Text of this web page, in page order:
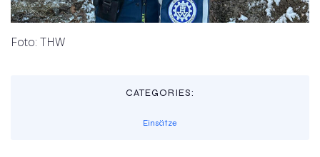
Foto: THW
CATEGORIES:
Einsätze